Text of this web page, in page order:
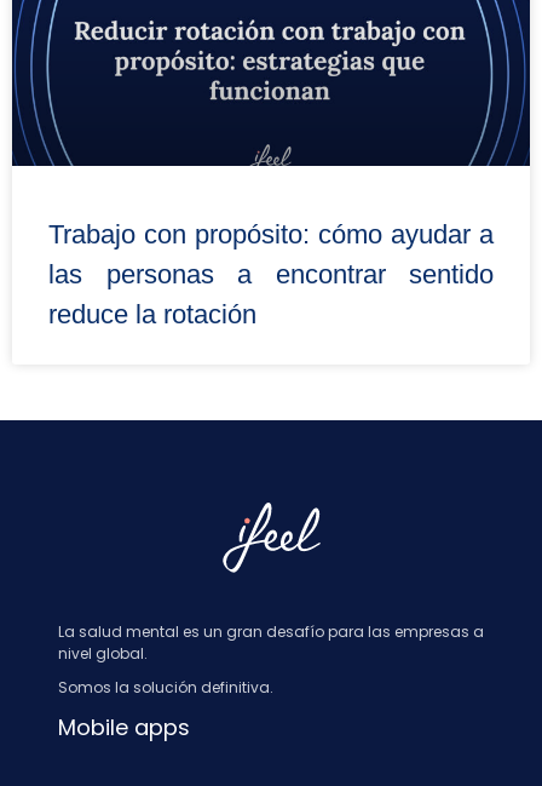
Trabajo con propósito: cómo ayudar a
las personas a encontrar sentido
reduce la rotación
La salud mental es un gran desafío para las empresas a
nivel global.
Somos la solución definitiva.
Mobile apps